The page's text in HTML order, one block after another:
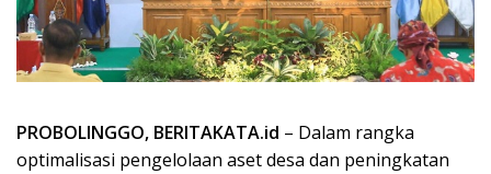
PROBOLINGGO, BERITAKATA.id – Dalam rangka
optimalisasi pengelolaan aset desa dan peningkatan